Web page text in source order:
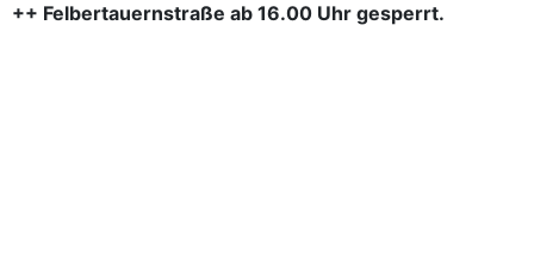
++ Felbertauernstraße ab 16.00 Uhr gesperrt.